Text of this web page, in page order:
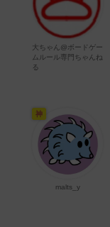
大ちゃん@ボードゲー
ムルール専門ちゃんね
る
神
malts_y